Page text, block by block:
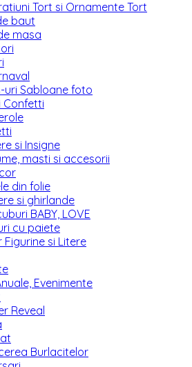
Tort si Ornamente Tort
baut
masa
uri Sabloane foto
Confetti
si Insigne
masti si accesorii
din folie
si ghirlande
BABY, LOVE
cu paiete
Figurine si Litere
Evenimente
Reveal
Burlacitelor